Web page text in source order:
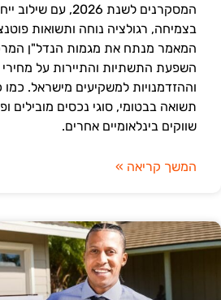
המסקרנים לשנת 2026, עם
בצמיחה, רגולציה נוחה ותשואות
המאמר מנתח את מגמות הנדל"ן
השפעת התשתיות והתיירות על מחירי
וההזדמנויות למשקיעים מישראל. כמו
תשואה בבטומי, סוגי נכסים מובילים
שווקים בינלאומיים אחרים.
המשך קריאה »